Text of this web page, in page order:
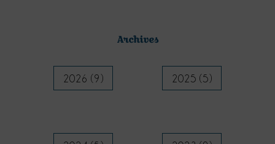
Archives
2026 (9) 2025 (5)